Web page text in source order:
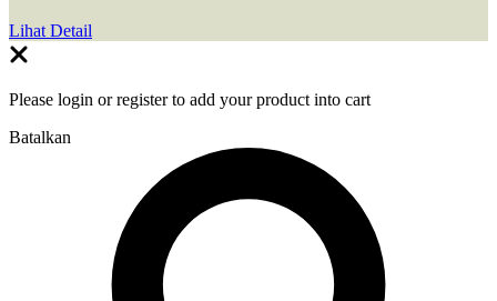
Lihat Detail
Please login or register to add your product into cart
Batalkan